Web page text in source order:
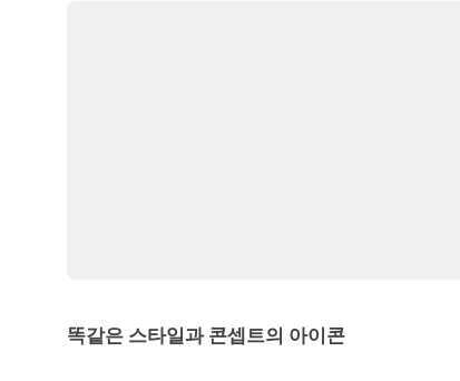
똑같은 스타일과 콘셉트의 아이콘